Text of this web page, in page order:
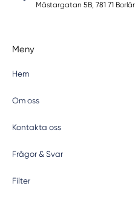
Mästargatan 5B, 781 71
Meny
Hem
Om oss
Kontakta oss
Frågor & Svar
Filter